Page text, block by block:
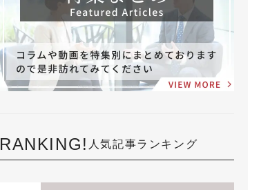
RANKING! 人気記事ランキング